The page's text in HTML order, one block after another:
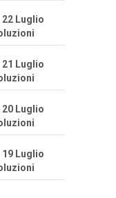
Luglio
Luglio
Luglio
Luglio